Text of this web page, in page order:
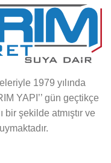
1979 yılında
YAPI’’ gün geçtikçe
bir şekilde atmıştır ve